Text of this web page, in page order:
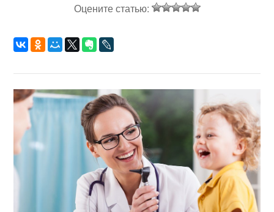
Оцените статью: